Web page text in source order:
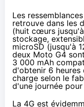
Les
retrouve dans les
(huit cœurs
stockage,
microSD (jusqu'à
deux Moto G4
3 000 mAh
d'obtenir 6 heures
charge selon le
d'une journée
La 4G est